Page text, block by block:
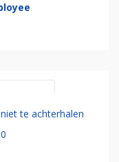
te achterhalen